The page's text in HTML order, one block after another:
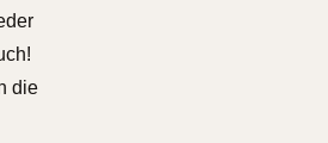
die